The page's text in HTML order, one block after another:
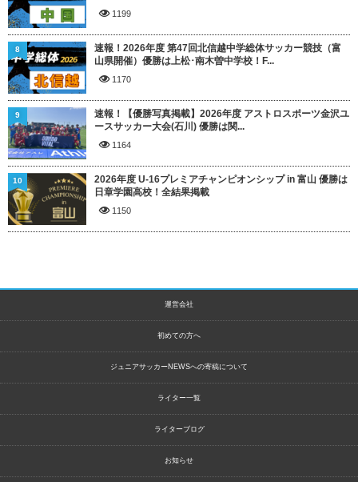
1199
速報！2026年度 第47回北信越中学総体サッカー競技（富
山県開催）優勝は上松･南木曽中学校！F...
1170
8
速報！【優勝写真掲載】2026年度 アストロスポーツ金沢ユ
ースサッカー大会(石川) 優勝は関...
1164
9
2026年度 U-16プレミアチャンピオンシップ in 富山 優勝は
日章学園高校！全結果掲載
1150
10
運営会社
初めての方へ
ジュニアサッカーNEWSへの寄稿について
ライター一覧
ライターブログ
お知らせ